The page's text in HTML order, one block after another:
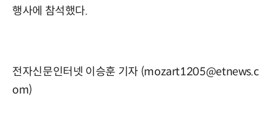
행사에 참석했다.
전자신문인터넷 이승훈 기자 (mozart1205@etnews.c
om)